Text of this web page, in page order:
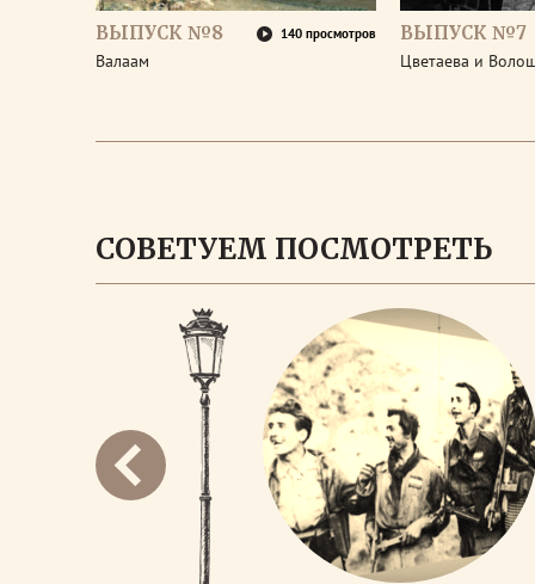
ВЫПУСК №8 140 просмотров
Валаам
ВЫПУСК №7
Цветаева и
СОВЕТУЕМ ПОСМОТРЕТЬ